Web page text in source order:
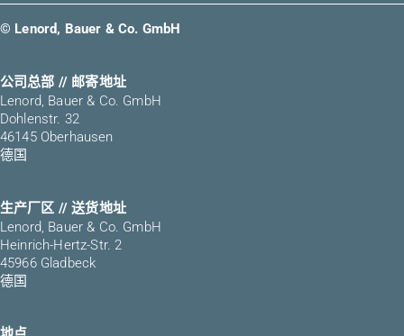
© Lenord, Bauer & Co. GmbH
公司总部 // 邮寄地址
Lenord, Bauer & Co. GmbH
Dohlenstr. 32
46145 Oberhausen
德国
生产厂区 // 送货地址
Lenord, Bauer & Co. GmbH
Heinrich-Hertz-Str. 2
45966 Gladbeck
德国